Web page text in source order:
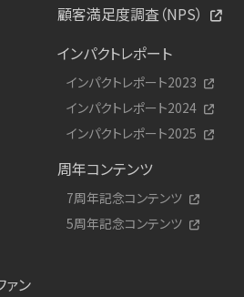
顧客満足度調査（NPS）
インパクトレポート
インパクトレポート2023
インパクトレポート2024
インパクトレポート2025
周年コンテンツ
7周年記念コンテンツ
5周年記念コンテンツ
ァン